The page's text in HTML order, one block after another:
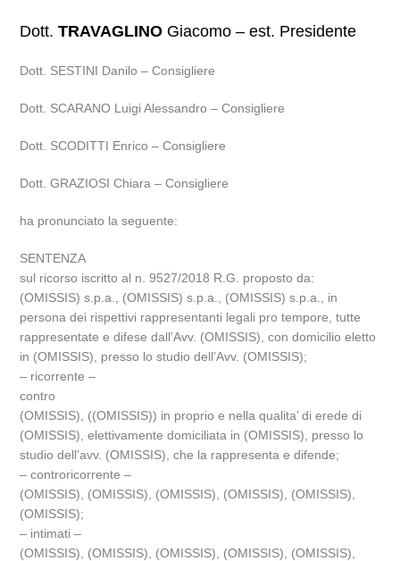
Dott.TRAVAGLINO Giacomo – est. Presidente
Dott. SESTINI Danilo – Consigliere
Dott. SCARANO Luigi Alessandro – Consigliere
Dott. SCODITTI Enrico – Consigliere
Dott. GRAZIOSI Chiara – Consigliere
ha pronunciato la seguente:
SENTENZA
sul ricorso iscritto al n. 9527/2018 R.G. proposto da:
(OMISSIS) s.p.a., (OMISSIS) s.p.a., (OMISSIS) s.p.a., in
persona dei rispettivi rappresentanti legali pro tempore, tutte
rappresentate e difese dall’Avv. (OMISSIS), con domicilio eletto
in (OMISSIS), presso lo studio dell’Avv. (OMISSIS);
– ricorrente –
contro
(OMISSIS), ((OMISSIS)) in proprio e nella qualita’ di erede di
(OMISSIS), elettivamente domiciliata in (OMISSIS), presso lo
studio dell’avv. (OMISSIS), che la rappresenta e difende;
– controricorrente –
(OMISSIS), (OMISSIS), (OMISSIS), (OMISSIS), (OMISSIS),
(OMISSIS);
– intimati –
(OMISSIS), (OMISSIS), (OMISSIS), (OMISSIS), (OMISSIS),